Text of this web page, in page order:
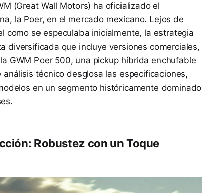
(Great Wall Motors) ha oficializado el
la Poer, en el mercado mexicano. Lejos de
como se especulaba inicialmente, la estrategia
diversificada que incluye versiones comerciales,
GWM Poer 500, una pickup híbrida enchufable
técnico desglosa las especificaciones,
en un segmento históricamente dominado
Robustez con un Toque